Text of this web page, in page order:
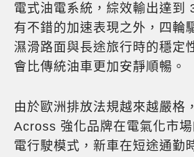
電式油電系統，綜效輸出達到
有不錯的加速表現之外，四輪
濕滑路面與長途旅行時的穩定
會比傳統油車更加安靜順暢。
由於歐洲排放法規越來越嚴格
Across 強化品牌在電氣化市
電行駛模式，新車在短途通勤